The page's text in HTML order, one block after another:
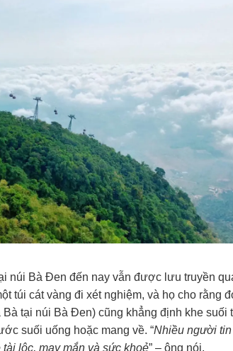
núi Bà Đen đến nay vẫn được lưu truyền
túi cát vàng đi xét nghiệm, và họ cho rằng
tại núi Bà Đen) cũng khẳng định khe
suối uống hoặc mang về. “Nhiều người
lộc, may mắn và sức khoẻ” – ông nói.